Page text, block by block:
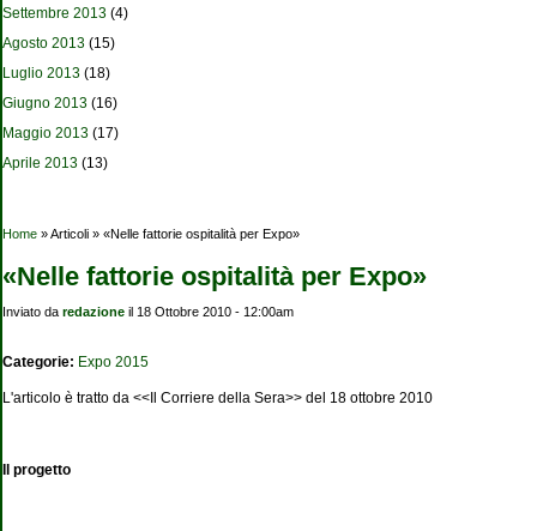
Settembre 2013 (4)
Agosto 2013 (15)
Luglio 2013 (18)
Giugno 2013 (16)
Maggio 2013 (17)
Aprile 2013 (13)
Tu sei qui
Home » Articoli » «Nelle fattorie ospitalità per Expo»
«Nelle fattorie ospitalità per Expo»
Inviato da redazione il 18 Ottobre 2010 - 12:00am
Categorie: Expo 2015
L'articolo è tratto da <<Il Corriere della Sera>> del 18 ottobre 2010
Il progetto